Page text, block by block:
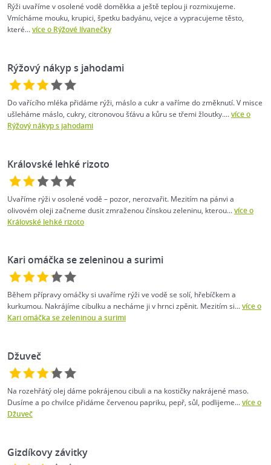
Rýži uvaříme v osolené vodě doměkka a ještě teplou ji rozmixujeme.
Vmícháme mouku, krupici, špetku badyánu, vejce a vypracujeme těsto,
které...více o Rýžové lívanečky
Rýžový nákyp s jahodami
Do vařícího mléka přidáme rýži, máslo a cukr a vaříme do změknutí. V misce
ušleháme máslo, cukry, citronovou šťávu a kůru se třemi žloutky....více o
Rýžový nákyp s jahodami
Královské lehké rizoto
Uvaříme rýži v osolené vodě – pozor, nerozvařit. Mezitím na pánvi a
olivovém oleji začneme dusit zmraženou čínskou zeleninu, kterou...více o
Královské lehké rizoto
Kari omáčka se zeleninou a surimi
Během přípravy omáčky si uvaříme rýži ve vodě se solí, hřebíčkem a
kurkumou. Nakrájíme cibulku a necháme ji v hrnci zpěnit. Mezitím si...více o
Kari omáčka se zeleninou a surimi
Džuveč
Na rozehřátý olej dáme pokrájenou cibuli a na kostičky nakrájené maso.
Dusíme a po chvilce přidáme červenou papriku, pepř, sůl, podlijeme...více o
Džuveč
Gizdíkovy závitky